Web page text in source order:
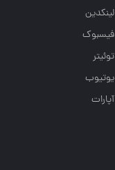
لینکدین
فیسبوک
توئیتر
یوتیوب
آپارات